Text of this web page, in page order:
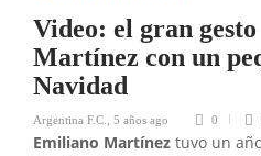
Video: el gran
Martínez con un
Navidad
Argentina F.C. 5 años ago 0
Emiliano Martínez tuvo un